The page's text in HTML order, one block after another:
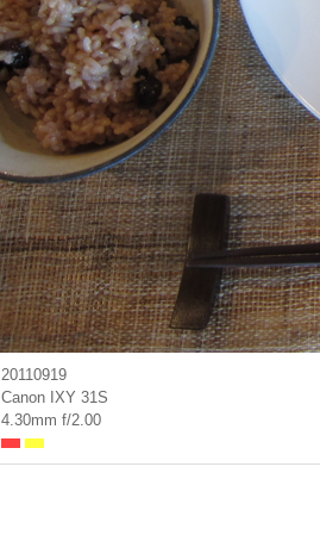
20110919
Canon IXY 31S
4.30mm f/2.00